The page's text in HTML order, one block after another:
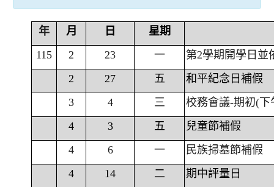
年 月 日
星期
115
2 23 一
第2學期開學日並
2
27 五
和平紀念日補假
3
4 三
校務會議-期初(下
4
3 五
兒童節補假
4
6 一
民族掃墓節補假
4
14 二
期中評量日